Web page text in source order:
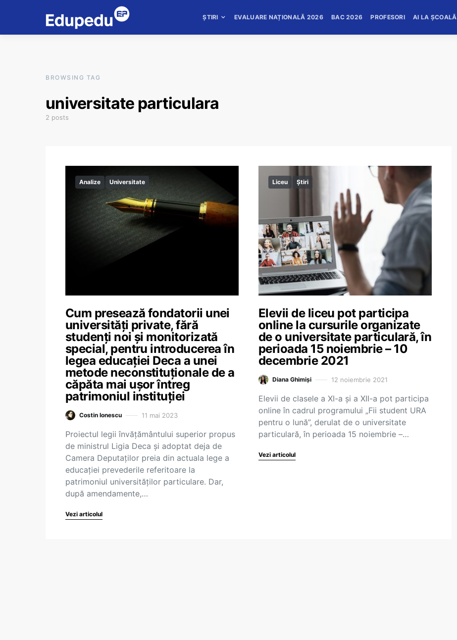
ȘTIRI EVALUARE NAȚIONALĂ 2026 BAC 2026 PROFESORI AI LA ȘCOALĂ
BROWSING TAG
universitate particulara
2 posts
Analize Universitate
Cum presează fondatorii unei
universități private, fără
studenți noi și monitorizată
special, pentru introducerea în
legea educației Deca a unei
metode neconstituționale de a
căpăta mai ușor întreg
patrimoniul instituției
Costin Ionescu 11 mai 2023
Proiectul legii învățământului superior propus
de ministrul Ligia Deca și adoptat deja de
Camera Deputaților preia din actuala lege a
educației prevederile referitoare la
patrimoniul universităților particulare. Dar,
după amendamente,…
Vezi articolul
Liceu Știri
Elevii de liceu pot participa
online la cursurile organizate
de o universitate particulară, în
perioada 15 noiembrie – 10
decembrie 2021
Diana Ghimiși 12 noiembrie 2021
Elevii de clasele a XI-a și a XII-a pot participa
online în cadrul programului „Fii student URA
pentru o lună”, derulat de o universitate
particulară, în perioada 15 noiembrie –…
Vezi articolul